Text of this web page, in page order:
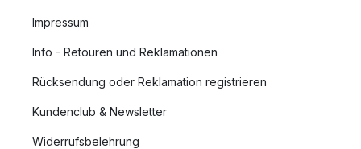
Impressum
Info - Retouren und Reklamationen
Rücksendung oder Reklamation registrieren
Kundenclub & Newsletter
Widerrufsbelehrung